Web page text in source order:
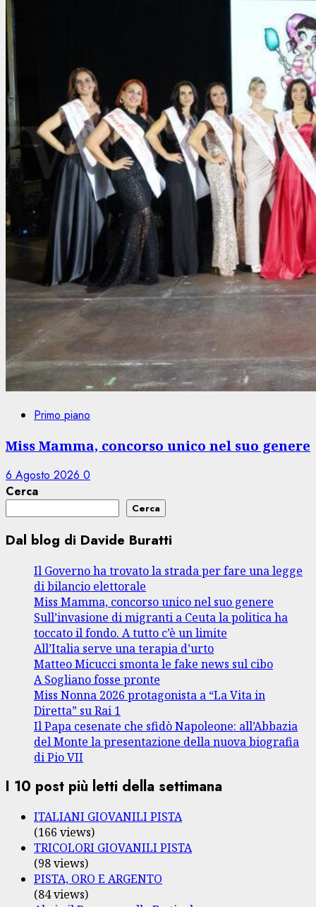
Primo piano
Miss Mamma, concorso unico nel suo genere
6 Agosto 2026 0
Cerca
Cerca
Dal blog di Davide Buratti
Il Governo ha trovato la strada per fare una legge
di bilancio elettorale
Miss Mamma, concorso unico nel suo genere
Sull’invasione di migranti a Ceuta la politica ha
toccato il fondo. A tutto c’è un limite
All’Italia serve una terapia d’urto
Matteo Micucci smonta le fake news sul cibo
A Sogliano fosse pronte
Miss Nonna 2026 protagonista a “La Vita in
Diretta” su Rai 1
Il Papa cesenate che sfidò Napoleone: all’Abbazia
del Monte la presentazione della nuova biografia
di Pio VII
I 10 post più letti della settimana
ITALIANI GIOVANILI PISTA
(166 views)
TRICOLORI GIOVANILI PISTA
(98 views)
PISTA, ORO E ARGENTO
(84 views)